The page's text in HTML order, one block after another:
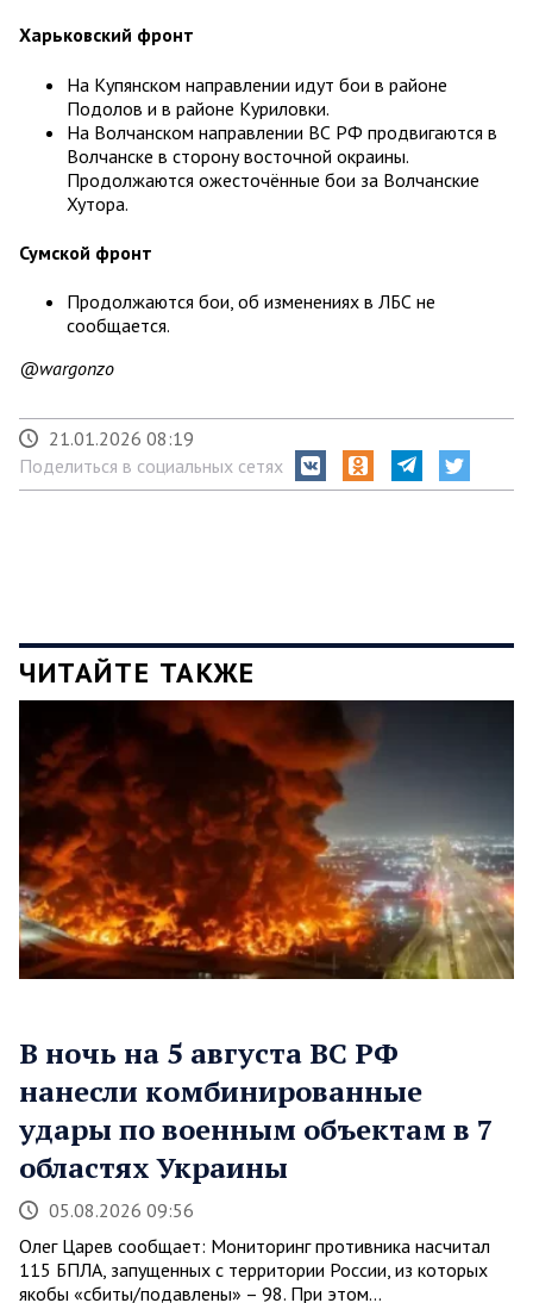
Харьковский фронт
На Купянском направлении идут бои в районе
Подолов и в районе Куриловки.
На Волчанском направлении ВС РФ продвигаются в
Волчанске в сторону восточной окраины.
Продолжаются ожесточённые бои за Волчанские
Хутора.
Сумской фронт
Продолжаются бои, об изменениях в ЛБС не
сообщается.
@wargonzo
21.01.2026 08:19
Поделиться в социальных сетях
ЧИТАЙТЕ ТАКЖЕ
В ночь на 5 августа ВС РФ
нанесли комбинированные
удары по военным объектам в 7
областях Украины
05.08.2026 09:56
Олег Царев сообщает: Мониторинг противника насчитал
115 БПЛА, запущенных с территории России, из которых
якобы «сбиты/подавлены» – 98. При этом…